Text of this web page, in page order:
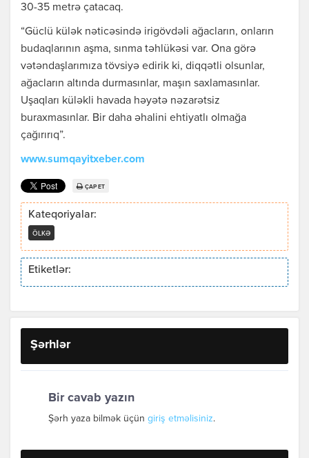
30-35 metrə çatacaq.
“Güclü külək nəticəsində irigövdəli ağacların, onların
budaqlarının aşma, sınma təhlükəsi var. Ona görə
vətəndaşlarımıza tövsiyə edirik ki, diqqətli olsunlar,
ağacların altında durmasınlar, maşın saxlamasınlar.
Uşaqları küləkli havada həyətə nəzarətsiz
buraxmasınlar. Bir daha əhalini ehtiyatlı olmağa
çağırırıq”.
www.sumqayitxeber.com
ÇAP ET
Kateqoriyalar:
ÖLKƏ
Etiketlər:
Şərhlər
Bir cavab yazın
Şərh yaza bilmək üçün giriş etməlisiniz.